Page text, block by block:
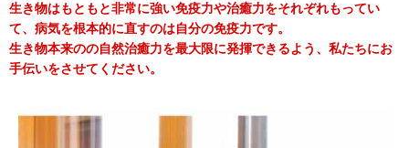
生き物はもともと非常に強い免疫力や治癒力をそれぞれもってい
て、病気を根本的に直すのは自分の免疫力です。
生き物本来のの自然治癒力を最大限に発揮できるよう、私たちにお
手伝いをさせてください。